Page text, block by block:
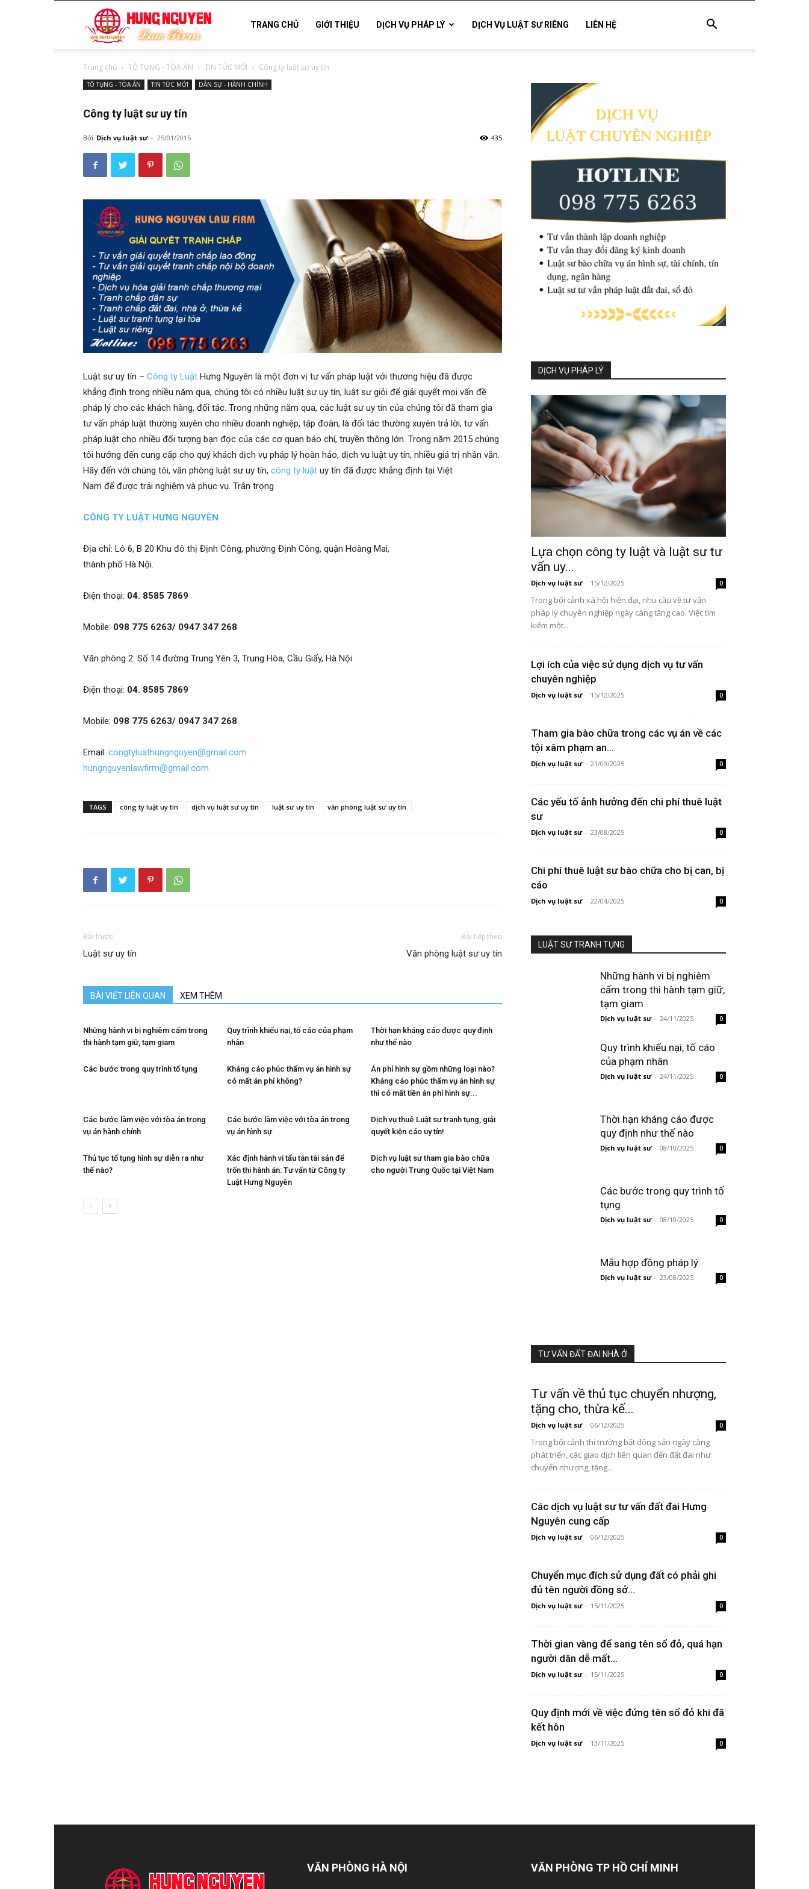
sư
TRANG CHỦ GIỚI THIỆU DỊCH VỤ PHÁP LÝ DỊCH VỤ LUẬT SƯ RIÊNG LIÊN HỆ
Trang chủ TỐ TỤNG - TÒA ÁN TIN TỨC MỚI Công ty luật sư uy tín
TỐ TỤNG - TÒA ÁN TIN TỨC MỚI DÂN SỰ - HÀNH CHÍNH
Công ty luật sư uy tín
Bởi Dịch vụ luật sư - 25/01/2015 435
Luật sư uy tín – Công ty Luật Hưng Nguyên là một đơn vị tư vấn pháp luật với thương hiệu đã được
khẳng định trong nhiều năm qua, chúng tôi có nhiều luật sư uy tín, luật sư giỏi để giải quyết mọi vấn đề
pháp lý cho các khách hàng, đối tác. Trong những năm qua, các luật sư uy tín của chúng tôi đã tham gia
tư vấn pháp luật thường xuyên cho nhiều doanh nghiệp, tập đoàn, là đối tác thường xuyên trả lời, tư vấn
pháp luật cho nhiều đối tượng bạn đọc của các cơ quan báo chí, truyền thông lớn. Trong năm 2015 chúng
tôi hướng đến cung cấp cho quý khách dịch vụ pháp lý hoàn hảo, dịch vụ luật uy tín, nhiều giá trị nhân văn.
Hãy đến với chúng tôi, văn phòng luật sư uy tín, công ty luật uy tín đã được khẳng định tại Việt
Nam để được trải nghiệm và phục vụ. Trân trọng
CÔNG TY LUẬT HƯNG NGUYÊN
Địa chỉ: Lô 6, B 20 Khu đô thị Định Công, phường Định Công, quận Hoàng Mai,
thành phố Hà Nội.
Điện thoại: 04. 8585 7869
Mobile: 098 775 6263/ 0947 347 268
Văn phòng 2: Số 14 đường Trung Yên 3, Trung Hòa, Cầu Giấy, Hà Nội
Điện thoại: 04. 8585 7869
Mobile: 098 775 6263/ 0947 347 268
Email: congtyluathungnguyen@gmail.com
hungnguyenlawfirm@gmail.com
TAGS công ty luật uy tín dịch vụ luật sư uy tín luật sư uy tín văn phòng luật sư uy tín
Bài trước
Luật sư uy tín
Bài tiếp theo
Văn phòng luật sư uy tín
BÀI VIẾT LIÊN QUAN XEM THÊM
Những hành vi bị nghiêm cấm trong
thi hành tạm giữ, tạm giam
Quy trình khiếu nại, tố cáo của phạm
nhân
Thời hạn kháng cáo được quy định
như thế nào
Các bước trong quy trình tố tụng
Kháng cáo phúc thẩm vụ án hình sự
có mất án phí không?
Án phí hình sự gồm những loại nào?
Kháng cáo phúc thẩm vụ án hình sự
thì có mất tiền án phí hình sự...
Các bước làm việc với tòa án trong
vụ án hành chính
Các bước làm việc với tòa án trong
vụ án hình sự
Dịch vụ thuê Luật sư tranh tụng, giải
quyết kiện cáo uy tín!
Thủ tục tố tụng hình sự diễn ra như
thế nào?
Xác định hành vi tẩu tán tài sản để
trốn thi hành án: Tư vấn từ Công ty
Luật Hưng Nguyên
Dịch vụ luật sư tham gia bào chữa
cho người Trung Quốc tại Việt Nam
DỊCH VỤ PHÁP LÝ
Lựa chọn công ty luật và luật sư tư
vấn uy...
Dịch vụ luật sư - 15/12/2025 0
Trong bối cảnh xã hội hiện đại, nhu cầu về tư vấn
pháp lý chuyên nghiệp ngày càng tăng cao. Việc tìm
kiếm một...
Lợi ích của việc sử dụng dịch vụ tư vấn
chuyên nghiệp
Dịch vụ luật sư - 15/12/2025 0
Tham gia bào chữa trong các vụ án về các
tội xâm phạm an...
Dịch vụ luật sư - 21/09/2025 0
Các yếu tố ảnh hưởng đến chi phí thuê luật
sư
Dịch vụ luật sư - 23/08/2025 0
Chi phí thuê luật sư bào chữa cho bị can, bị
cáo
Dịch vụ luật sư - 22/04/2025 0
LUẬT SƯ TRANH TỤNG
Những hành vi bị nghiêm
cấm trong thi hành tạm giữ,
tạm giam
Dịch vụ luật sư - 24/11/2025 0
Quy trình khiếu nại, tố cáo
của phạm nhân
Dịch vụ luật sư - 24/11/2025 0
Thời hạn kháng cáo được
quy định như thế nào
Dịch vụ luật sư - 08/10/2025 0
Các bước trong quy trình tố
tụng
Dịch vụ luật sư - 08/10/2025 0
Mẫu hợp đồng pháp lý
Dịch vụ luật sư - 23/08/2025 0
TƯ VẤN ĐẤT ĐAI NHÀ Ở
Tư vấn về thủ tục chuyển nhượng,
tặng cho, thừa kế...
Dịch vụ luật sư - 06/12/2025 0
Trong bối cảnh thị trường bất động sản ngày càng
phát triển, các giao dịch liên quan đến đất đai như
chuyển nhượng, tặng...
Các dịch vụ luật sư tư vấn đất đai Hưng
Nguyên cung cấp
Dịch vụ luật sư - 06/12/2025 0
Chuyển mục đích sử dụng đất có phải ghi
đủ tên người đồng sở...
Dịch vụ luật sư - 15/11/2025 0
Thời gian vàng để sang tên sổ đỏ, quá hạn
người dân dễ mất...
Dịch vụ luật sư - 15/11/2025 0
Quy định mới về việc đứng tên sổ đỏ khi đã
kết hôn
Dịch vụ luật sư - 13/11/2025 0
VĂN PHÒNG HÀ NỘI VĂN PHÒNG TP HỒ CHÍ MINH